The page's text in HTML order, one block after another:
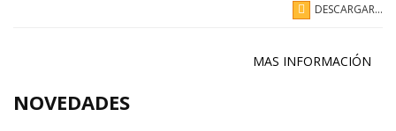
DESCARGAR...
MAS INFORMACIÓN
NOVEDADES